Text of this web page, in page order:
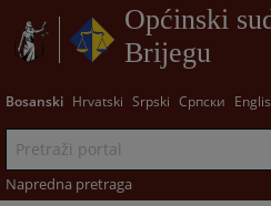
Općinski
Brijegu
Bosanski Hrvatski Srpski Српски
Napredna pretraga